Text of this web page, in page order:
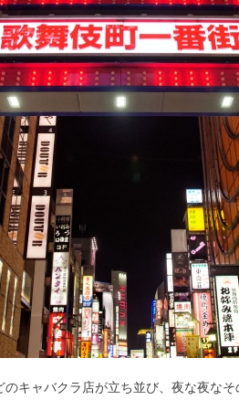
キャバクラ店が立ち並び、夜な夜なそ